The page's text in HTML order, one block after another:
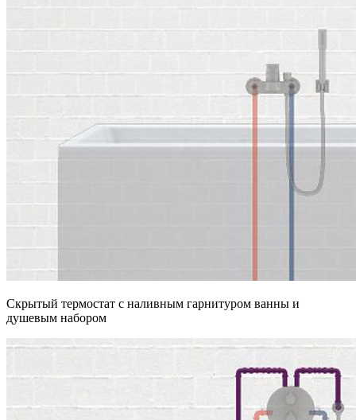
Скрытый термостат с наливным гарнитуром ванны и
душевым набором